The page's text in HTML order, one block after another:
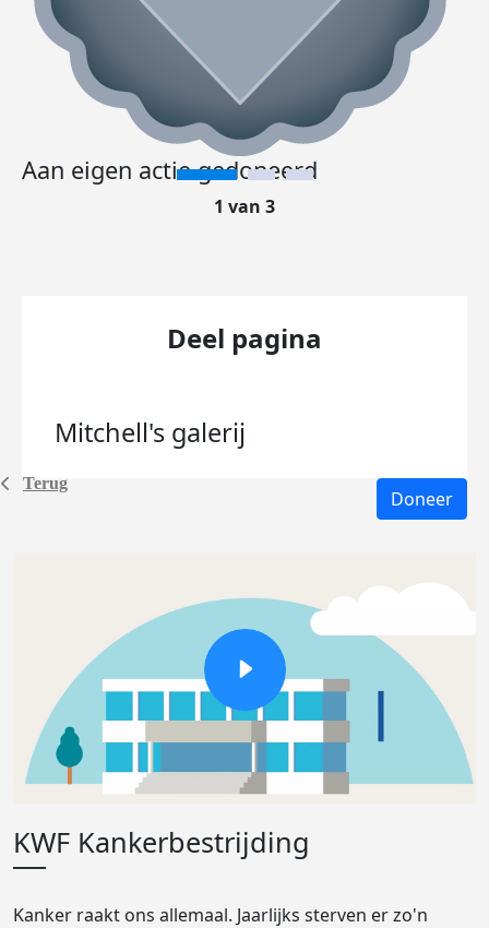
Terug
Aan eigen actie gedoneerd
1 van 3
Deel pagina
Mitchell's galerij
Doneer
KWF Kankerbestrijding
Kanker raakt ons allemaal. Jaarlijks sterven er zo'n